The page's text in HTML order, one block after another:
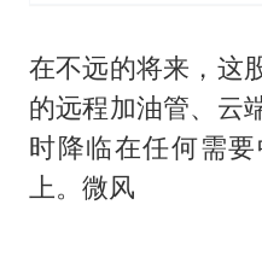
在不远的将来，这
的远程加油管、云
时降临在任何需
上。微风